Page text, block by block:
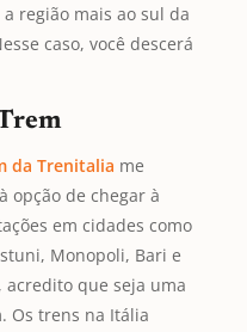
a região mais ao sul da
caso, você descerá
da Trenitalia me
opção de chegar à
em cidades como
Monopoli, Bari e
acredito que seja uma
Os trens na Itália